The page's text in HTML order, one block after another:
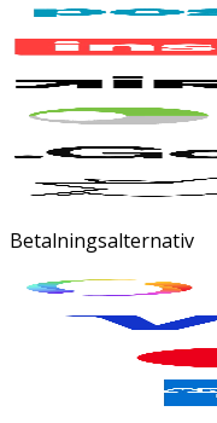
Betalningsalternativ